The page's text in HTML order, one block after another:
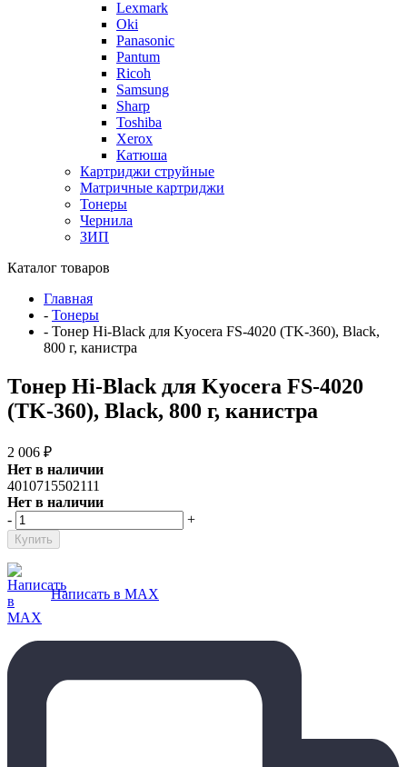
Lexmark
Oki
Panasonic
Pantum
Ricoh
Samsung
Sharp
Toshiba
Xerox
Катюша
Картриджи струйные
Матричные картриджи
Тонеры
Чернила
ЗИП
Каталог товаров
Главная
- Тонеры
- Тонер Hi-Black для Kyocera FS-4020 (TK-360), Black,
800 г, канистра
Тонер Hi-Black для Kyocera FS-4020
(TK-360), Black, 800 г, канистра
2 006 ₽
Нет в наличии
4010715502111
Нет в наличии
-
+
Написать в MAX